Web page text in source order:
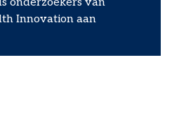
onderzoekers van
Innovation aan